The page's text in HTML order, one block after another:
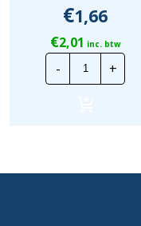
€1,66
€2,01 inc. btw
-
3M
Temflex
165
Rood
+